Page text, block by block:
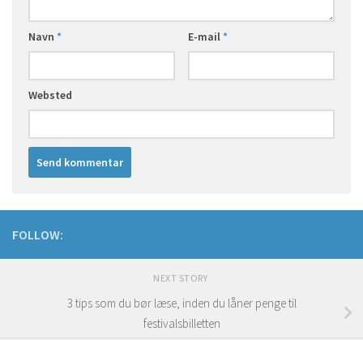
Navn * E-mail*
Websted
FOLLOW:
NEXT STORY
3 tips som du bør læse, inden du låner penge til
festivalsbilletten